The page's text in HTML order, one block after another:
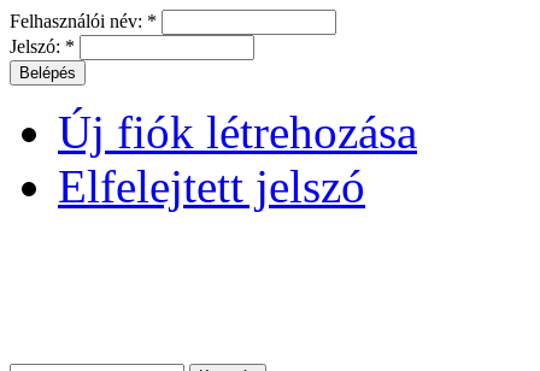
Felhasználói név: *
Jelszó: *
Új fiók létrehozása
Elfelejtett jelszó